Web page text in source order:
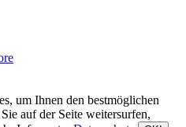
um Ihnen den bestmöglichen
auf der Seite weitersurfen,